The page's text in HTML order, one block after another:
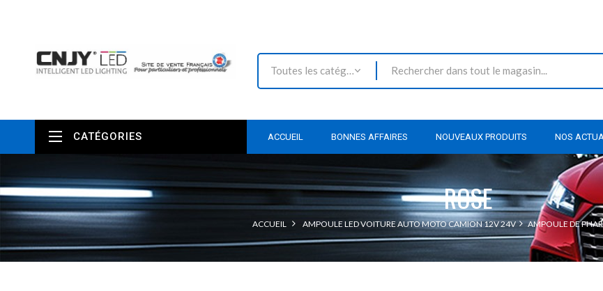
Toutes les catégories
ACCUEIL BONNES AFFAIRES NOUVEAUX PRODUITS NOS
CATÉGORIES
ROSE
ACCUEIL AMPOULE LED VOITURE AUTO MOTO CAMION 12V 24V AMPOULE DE